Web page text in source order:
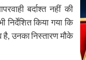
बर्दाश्त नहीं की
निर्देशित किया गया कि
उनका निस्तारण मौके